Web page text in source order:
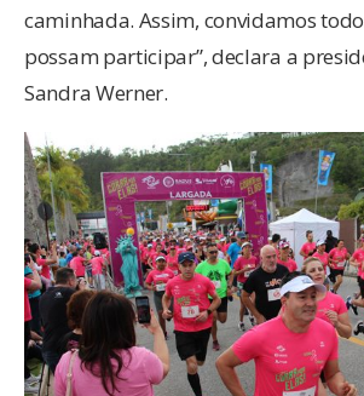
caminhada. Assim, convidamos
possam participar”, declara a
Sandra Werner.